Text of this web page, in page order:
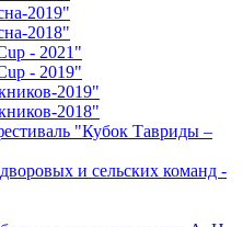
2019"
2018"
- 2021"
- 2019"
2019"
2018"
"Кубок Тавриды –
и сельских команд -